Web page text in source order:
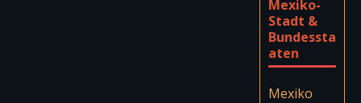
Mexiko-
Stadt &
Bundessta
aten
Mexiko